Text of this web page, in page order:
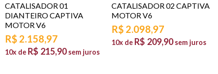
CATALISADOR 01
DIANTEIRO CAPTIVA
MOTOR V6
R$ 2.158,97
10x de R$ 215,90 sem juros
CATALISADOR 02 CAPTIVA
MOTOR V6
R$ 2.098,97
10x de R$ 209,90 sem juros